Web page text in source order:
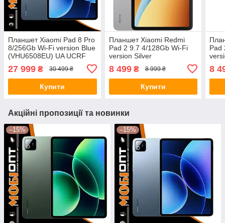
Планшет Xiaomi Pad 8 Pro
8/256Gb Wi-Fi version Blue
(VHU6508EU) UA UCRF
27 999 ₴ 30 499 ₴
Купити
Планшет Xiaomi Redmi
Pad 2 9.7 4/128Gb Wi-Fi
version Silver
(VHU7027EU) (No Adapter)
UA UCRF
8 499₴ 8 999 ₴
Купити
Pad
UA
8
Акційні пропозиції та новинки
–15% –15%